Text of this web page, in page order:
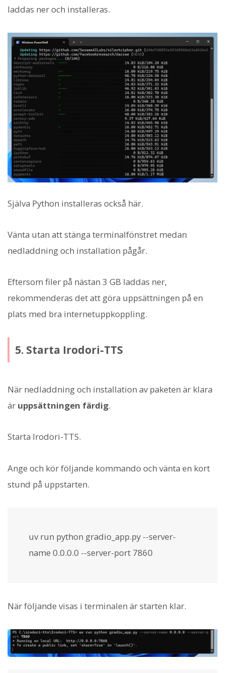
laddas ner och installeras.
Själva Python installeras också här.
Vänta utan att stänga terminalfönstret medan
nedladdning och installation pågår.
Eftersom filer på nästan 3 GB laddas ner,
rekommenderas det att göra uppsättningen på en
plats med bra internetuppkoppling.
5. Starta Irodori-TTS
När nedladdning och installation av paketen är klara
är uppsättningen färdig.
Starta Irodori-TTS.
Ange och kör följande kommando och vänta en kort
stund på uppstarten.
uv run python gradio_app.py --server-
name 0.0.0.0 --server-port 7860
När följande visas i terminalen är starten klar.